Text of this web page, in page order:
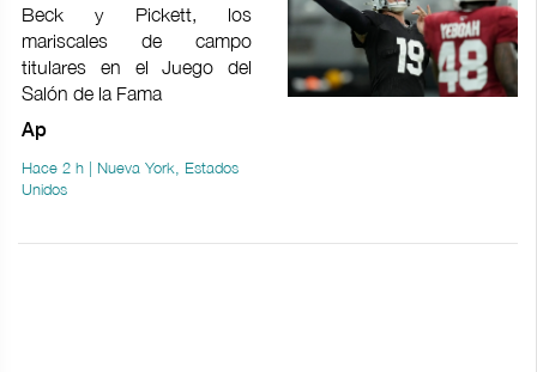
Beck y Pickett, los
mariscales de campo
titulares en el Juego del
Salón de la Fama
Ap
Hace 2 h | Nueva York, Estados
Unidos